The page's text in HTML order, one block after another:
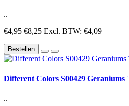
..
€4,95 €8,25 Excl. BTW: €4,09
Bestellen
Different Colors S00429 Geraniums
..